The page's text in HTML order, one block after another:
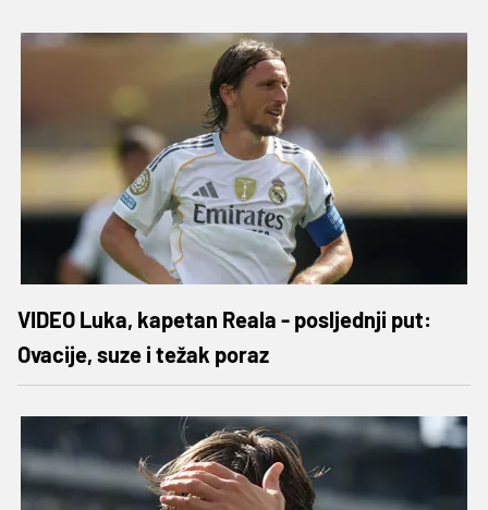
VIDEO Luka, kapetan Reala - posljednji put:
Ovacije, suze i težak poraz